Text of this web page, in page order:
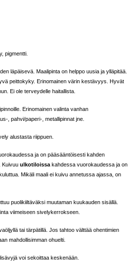
pigmentti.
läpäisevä. Maalipinta on helppo uusia ja ylläpitää.
peittokyky. Erinomainen värin kestävyys. Hyvät
Ei ole terveydelle haitallista.
Erinomainen valinta vanhan
, pahvi/paperi-, metallipinnat jne.
alustasta riippuen.
ja on pääsääntöisesti kahden
Kuivuu ulkotiloissa kahdessa vuorokaudessa ja on
Mikäli maali ei kuivu annetussa ajassa, on
puolikiiltäväksi muutaman kuukauden sisällä.
viimeiseen sivelykerrokseen.
tai tärpätillä. Jos tahtoo välttää ohentimien
mahdollisimman ohuelti.
voi sekoittaa keskenään.